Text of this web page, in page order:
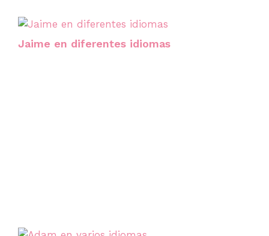
Jaime en diferentes idiomas